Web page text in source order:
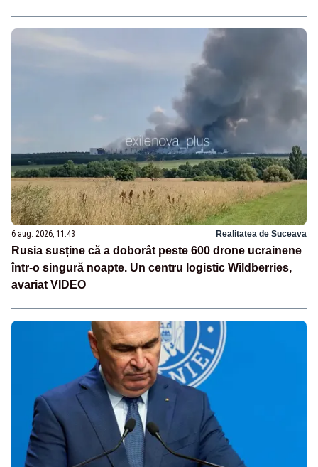
6 aug. 2026, 11:43 Realitatea de Suceava
Rusia susține că a doborât peste 600 drone ucrainene
într-o singură noapte. Un centru logistic Wildberries,
avariat VIDEO